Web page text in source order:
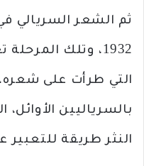
1932، وتلك
التي طرأت على
بالسرياليين
النثر طريقة